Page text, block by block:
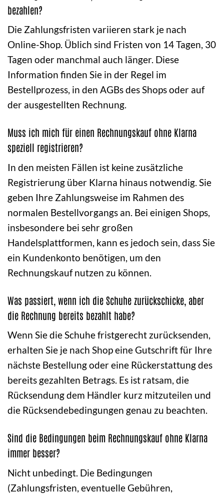
bezahlen?
Die Zahlungsfristen variieren stark je nach
Online-Shop. Üblich sind Fristen von 14 Tagen, 30
Tagen oder manchmal auch länger. Diese
Information finden Sie in der Regel im
Bestellprozess, in den AGBs des Shops oder auf
der ausgestellten Rechnung.
Muss ich mich für einen Rechnungskauf ohne Klarna
speziell registrieren?
In den meisten Fällen ist keine zusätzliche
Registrierung über Klarna hinaus notwendig. Sie
geben Ihre Zahlungsweise im Rahmen des
normalen Bestellvorgangs an. Bei einigen Shops,
insbesondere bei sehr großen
Handelsplattformen, kann es jedoch sein, dass Sie
ein Kundenkonto benötigen, um den
Rechnungskauf nutzen zu können.
Was passiert, wenn ich die Schuhe zurückschicke, aber
die Rechnung bereits bezahlt habe?
Wenn Sie die Schuhe fristgerecht zurücksenden,
erhalten Sie je nach Shop eine Gutschrift für Ihre
nächste Bestellung oder eine Rückerstattung des
bereits gezahlten Betrags. Es ist ratsam, die
Rücksendung dem Händler kurz mitzuteilen und
die Rücksendebedingungen genau zu beachten.
Sind die Bedingungen beim Rechnungskauf ohne Klarna
immer besser?
Nicht unbedingt. Die Bedingungen
(Zahlungsfristen, eventuelle Gebühren,